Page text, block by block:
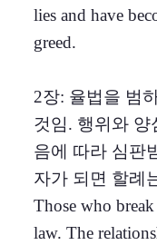
lies and have
greed.
2장: 율법을 범
것임. 행위와 양
음에 따라 심판
자가 되면 할례
Those who
law. The